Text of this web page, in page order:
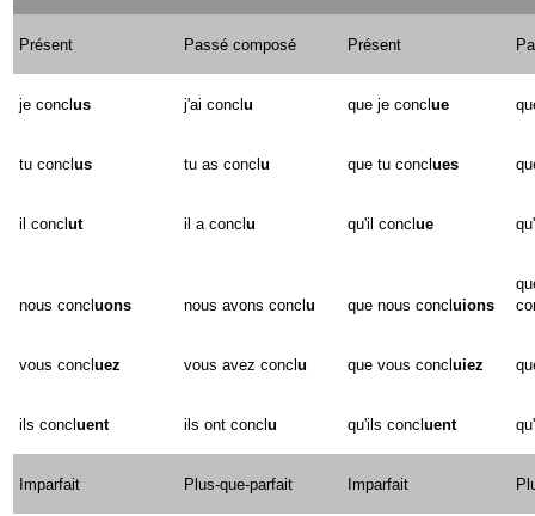
Présent Passé composé Présent
je concl us j'ai concl u que je concl ue
tu concl us tu as concl u que tu concl ues
il concl ut il a concl u qu'il concl ue
nous concl uons nous avons concl u que nous concl uions
vous concl uez vous avez concl u que vous concl uiez
ils concl uent ils ont concl u qu'ils concl uent
Imparfait Plus-que-parfait Imparfait